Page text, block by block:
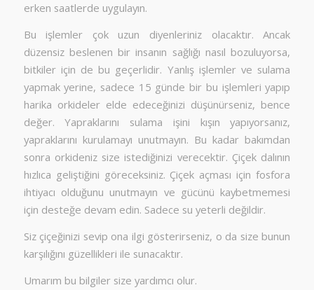
erken saatlerde uygulayın.
Bu işlemler çok uzun diyenleriniz olacaktır. Ancak
düzensiz beslenen bir insanın sağlığı nasıl bozuluyorsa,
bitkiler için de bu geçerlidir. Yanlış işlemler ve sulama
yapmak yerine, sadece 15 günde bir bu işlemleri yapıp
harika orkideler elde edeceğinizi düşünürseniz, bence
değer. Yapraklarını sulama işini kışın yapıyorsanız,
yapraklarını kurulamayı unutmayın. Bu kadar bakımdan
sonra orkideniz size istediğinizi verecektir. Çiçek dalının
hızlıca geliştiğini göreceksiniz. Çiçek açması için fosfora
ihtiyacı olduğunu unutmayın ve gücünü kaybetmemesi
için desteğe devam edin. Sadece su yeterli değildir.
Siz çiçeğinizi sevip ona ilgi gösterirseniz, o da size bunun
karşılığını güzellikleri ile sunacaktır.
Umarım bu bilgiler size yardımcı olur.